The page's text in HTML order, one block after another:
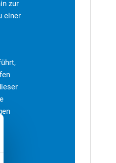
zur
einer